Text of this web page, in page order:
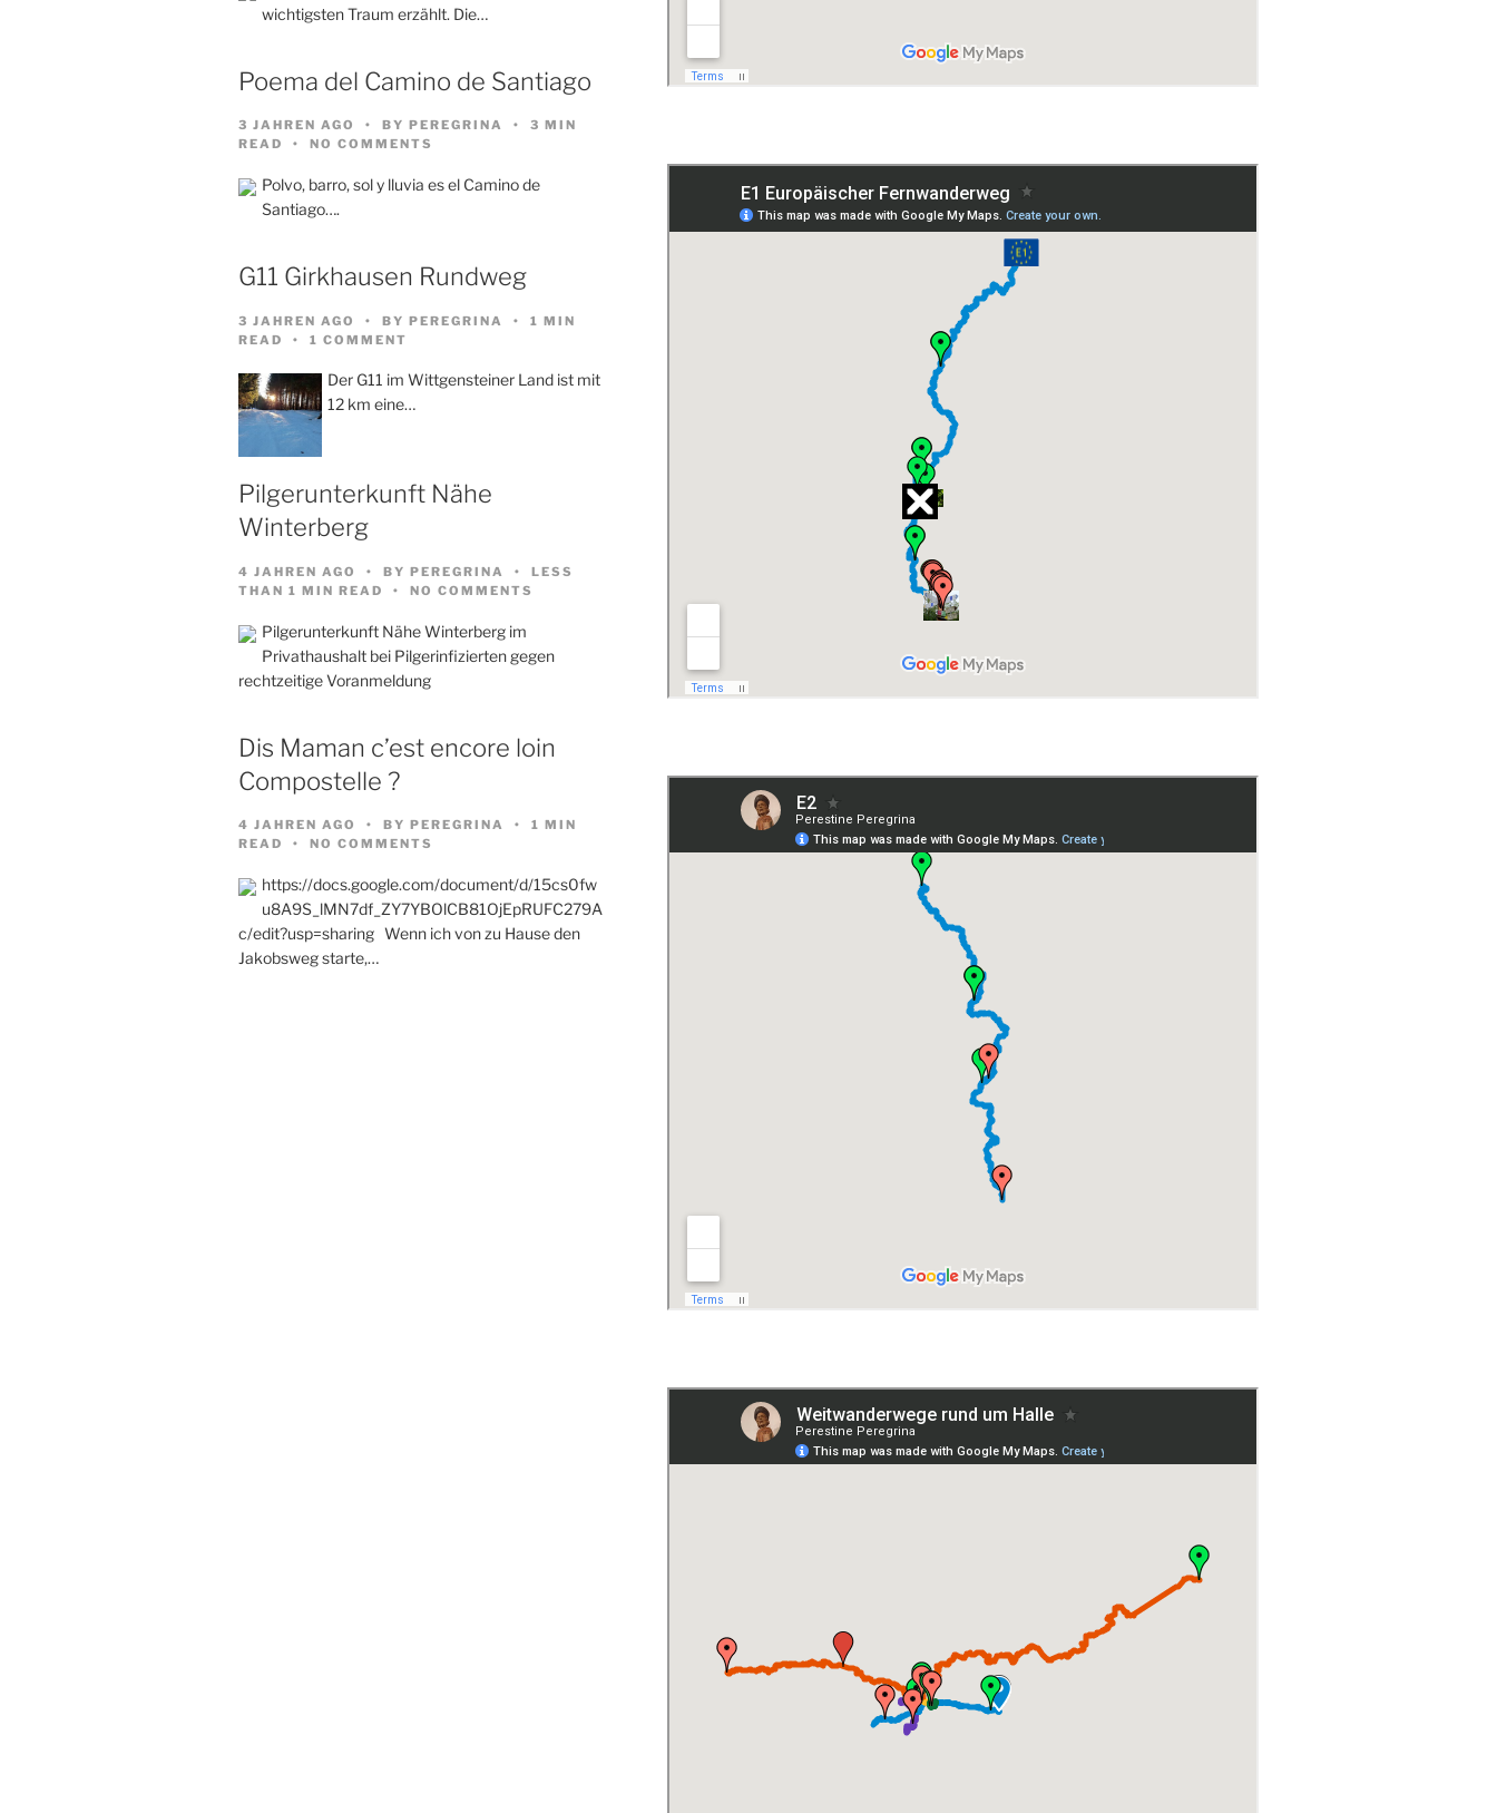
wichtigsten Traum erzählt. Die…
Poema del Camino de Santiago
3 JAHREN AGO BY PEREGRINA
3 MIN
READ
NO COMMENTS
Polvo, barro, sol y lluvia es el Camino de
Santiago….
G11 Girkhausen Rundweg
3 JAHREN AGO BY PEREGRINA
1 MIN
READ
1 COMMENT
Der G11 im Wittgensteiner Land ist mit
12 km eine…
Pilgerunterkunft Nähe
Winterberg
4 JAHREN AGO BY PEREGRINA
LESS
THAN 1 MIN READ
NO COMMENTS
Pilgerunterkunft Nähe Winterberg im
Privathaushalt bei Pilgerinfizierten gegen
rechtzeitige Voranmeldung
Dis Maman c’est encore loin
Compostelle ?
4 JAHREN AGO BY PEREGRINA
1 MIN
READ
NO COMMENTS
https://docs.google.com/document/d/15cs0fw
u8A9S_lMN7df_ZY7YBOlCB81OjEpRUFC279A
c/edit?usp=sharing Wenn ich von zu Hause den
Jakobsweg starte,…